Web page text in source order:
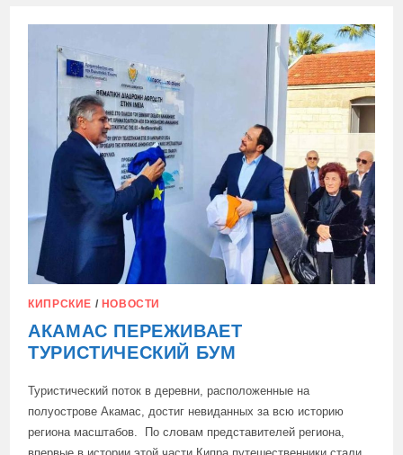
АЛЬТЕРНАТИВУ
И
ЗАБВЕНИЮ
ИСТОРИИ
КИПРСКИЕ / НОВОСТИ
АКАМАС ПЕРЕЖИВАЕТ
ТУРИСТИЧЕСКИЙ БУМ
Туристический поток в деревни, расположенные на
полуострове Акамас, достиг невиданных за всю историю
региона масштабов. По словам представителей региона,